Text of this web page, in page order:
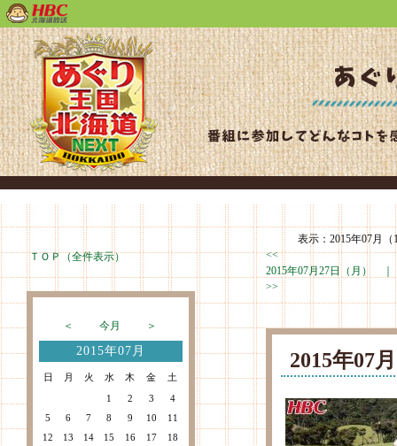
ＴＯＰ（全件表示）
＜ 今月 ＞
2015年07月
日 月 火 水 木 金
土
1
2 3
4
5
6 7 8 9 10
11
12
13 14 15 16 17
18
表示：2015年07月（
<<
2015年07月27日（月）
>>
2015年